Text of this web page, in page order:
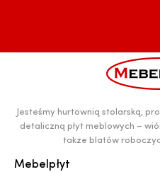
Jesteśmy hurtownią stolarską,
detaliczną płyt meblowych –
także blatów
Mebelpłyt